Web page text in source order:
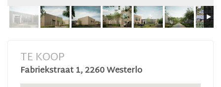
TE KOOP
Fabriekstraat 1, 2260 Westerlo